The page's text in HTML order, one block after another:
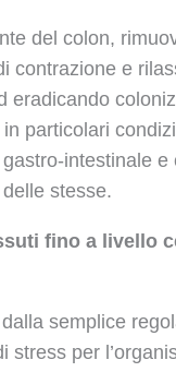
del colon,
e
eradicando
particolari
intestinale
stesse.
fino a livello
semplice
stress per